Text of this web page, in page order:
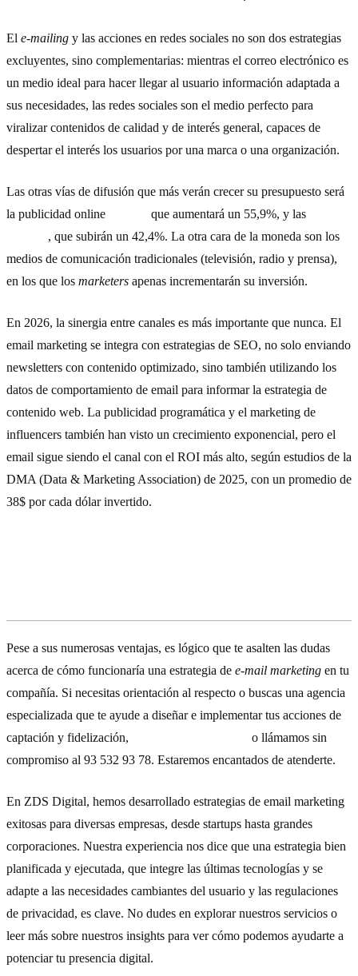
El e-mailing y las acciones en redes sociales no son dos estrategias
excluyentes, sino complementarias: mientras el correo electrónico es
un medio ideal para hacer llegar al usuario información adaptada a
sus necesidades, las redes sociales son el medio perfecto para
viralizar contenidos de calidad y de interés general, capaces de
despertar el interés los usuarios por una marca o una organización.
Las otras vías de difusión que más verán crecer su presupuesto será
la publicidad online
que aumentará un 55,9%, y las
, que subirán un 42,4%. La otra cara de la moneda son los
medios de comunicación tradicionales (televisión, radio y prensa),
en los que los marketers apenas incrementarán su inversión.
En 2026, la sinergia entre canales es más importante que nunca. El
email marketing se integra con estrategias de SEO, no solo enviando
newsletters con contenido optimizado, sino también utilizando los
datos de comportamiento de email para informar la estrategia de
contenido web. La publicidad programática y el marketing de
influencers también han visto un crecimiento exponencial, pero el
email sigue siendo el canal con el ROI más alto, según estudios de la
DMA (Data & Marketing Association) de 2025, con un promedio de
38$ por cada dólar invertido.
Pese a sus numerosas ventajas, es lógico que te asalten las dudas
acerca de cómo funcionaría una estrategia de e-mail marketing en tu
compañía. Si necesitas orientación al respecto o buscas una agencia
especializada que te ayude a diseñar e implementar tus acciones de
captación y fidelización,
o llámamos sin
compromiso al 93 532 93 78. Estaremos encantados de atenderte.
En ZDS Digital, hemos desarrollado estrategias de email marketing
exitosas para diversas empresas, desde startups hasta grandes
corporaciones. Nuestra experiencia nos dice que una estrategia bien
planificada y ejecutada, que integre las últimas tecnologías y se
adapte a las necesidades cambiantes del usuario y las regulaciones
de privacidad, es clave. No dudes en explorar nuestros servicios o
leer más sobre nuestros insights para ver cómo podemos ayudarte a
potenciar tu presencia digital.